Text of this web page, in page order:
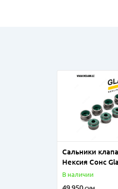
Сальники
Нексия Сонс
(Испания)
В наличии